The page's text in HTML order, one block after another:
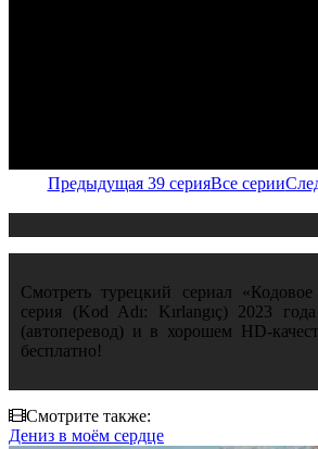
Предыдущая 39 серияВсе серии
Смотреть турецкий сериал
серия (Kod Adı: Kırlangıç) 2023
(автоперевод) и в хорошем HD-
бесплатно!
Смотрите также:
Дениз в моём сердце